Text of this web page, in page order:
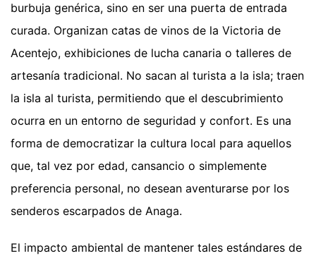
burbuja genérica, sino en ser una puerta de entrada
curada. Organizan catas de vinos de la Victoria de
Acentejo, exhibiciones de lucha canaria o talleres de
artesanía tradicional. No sacan al turista a la isla; traen
la isla al turista, permitiendo que el descubrimiento
ocurra en un entorno de seguridad y confort. Es una
forma de democratizar la cultura local para aquellos
que, tal vez por edad, cansancio o simplemente
preferencia personal, no desean aventurarse por los
senderos escarpados de Anaga.
El impacto ambiental de mantener tales estándares de